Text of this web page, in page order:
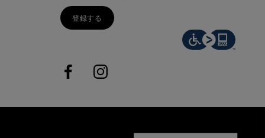
登録する